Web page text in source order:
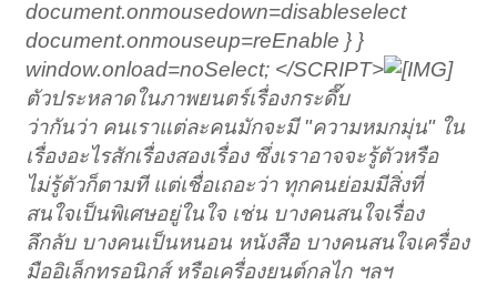
document.onmousedown=disableselect
document.onmouseup=reEnable } }
window.onload=noSelect; </SCRIPT>
ตัวประหลาดในภาพยนตร์เรื่องกระดึ๊บ
ว่ากันว่า คนเราแต่ละคนมักจะมี "ความหมกมุ่น" ใน
เรื่องอะไรสักเรื่องสองเรื่อง ซึ่งเราอาจจะรู้ตัวหรือ
ไม่รู้ตัวก็ตามที แต่เชื่อเถอะว่า ทุกคนย่อมมีสิ่งที่
สนใจเป็นพิเศษอยู่ในใจ เช่น บางคนสนใจเรื่อง
ลึกลับ บางคนเป็นหนอน หนังสือ บางคนสนใจเครื่อง
มืออิเล็กทรอนิกส์ หรือเครื่องยนต์กลไก ฯลฯ